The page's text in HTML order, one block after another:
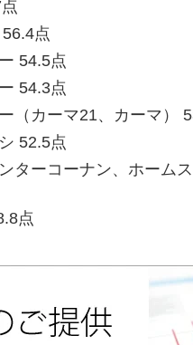
点
54.5点
54.3点
（カーマ21、カーマ）
52.5点
ターコーナン、ホーム
点